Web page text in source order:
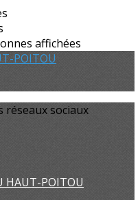
affichées
réseaux sociaux